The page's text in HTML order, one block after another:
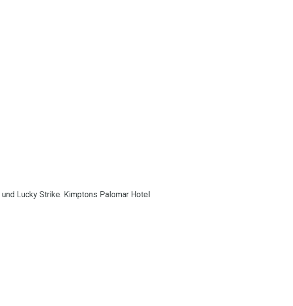
und Lucky Strike. Kimptons Palomar Hotel